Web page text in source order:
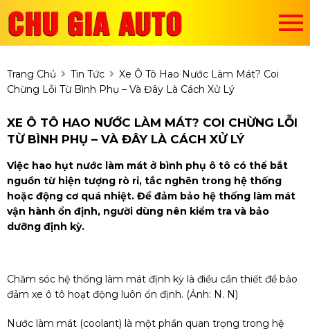
Trang Chủ Tin Tức
Xe Ô Tô Hao Nước Làm Mát? Coi
Chừng Lỗi Từ Bình Phụ – Và Đây Là Cách Xử Lý
XE Ô TÔ HAO NƯỚC LÀM MÁT? COI CHỪNG LỖI
TỪ BÌNH PHỤ – VÀ ĐÂY LÀ CÁCH XỬ LÝ
Việc hao hụt nước làm mát ở bình phụ ô tô có thể bắt
nguồn từ hiện tượng rò rỉ, tắc nghẽn trong hệ thống
hoặc động cơ quá nhiệt. Để đảm bảo hệ thống làm mát
vận hành ổn định, người dùng nên kiểm tra và bảo
dưỡng định kỳ.
Chăm sóc hệ thống làm mát định kỳ là điều cần thiết để bảo
đảm xe ô tô hoạt động luôn ổn định. (Ảnh: N. N)
Nước làm mát (coolant) là một phần quan trọng trong hệ